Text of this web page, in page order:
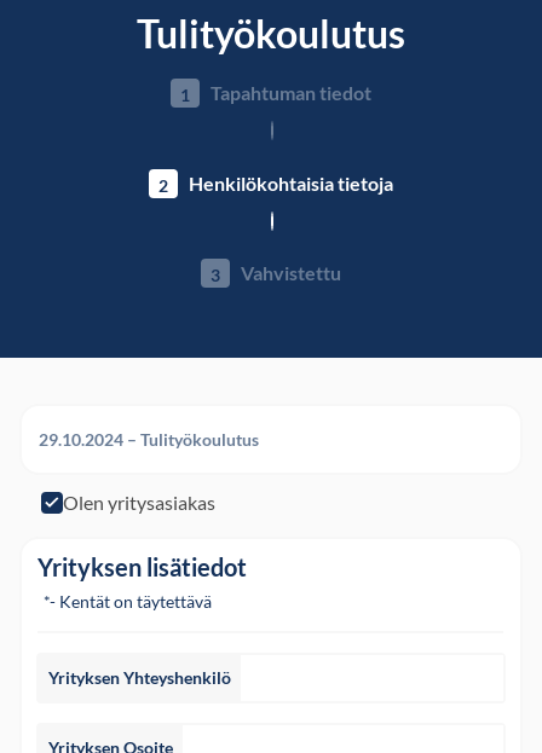
Tulityökoulutus
1 Tapahtuman tiedot
2 Henkilökohtaisia ​​tietoja
3 Vahvistettu
29.10.2024 – Tulityökoulutus
Olen yritysasiakas
Yrityksen lisätiedot
*- Kentät on täytettävä
Yrityksen Yhteyshenkilö
Yrityksen Osoite